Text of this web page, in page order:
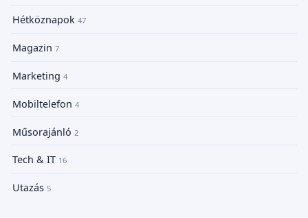
Hétköznapok 47
Magazin 7
Marketing 4
Mobiltelefon 4
Műsorajánló 2
Tech & IT 16
Utazás 5